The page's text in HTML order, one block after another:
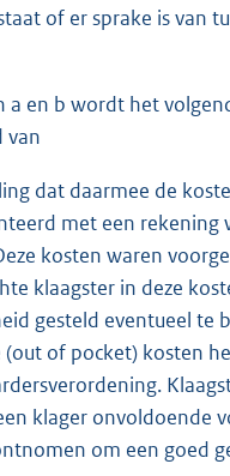
of er sprake is van
a en b wordt het
van
dat daarmee de
met een
kosten waren
klaagster in deze
gesteld eventueel
of pocket) kosten
klager
om een goed